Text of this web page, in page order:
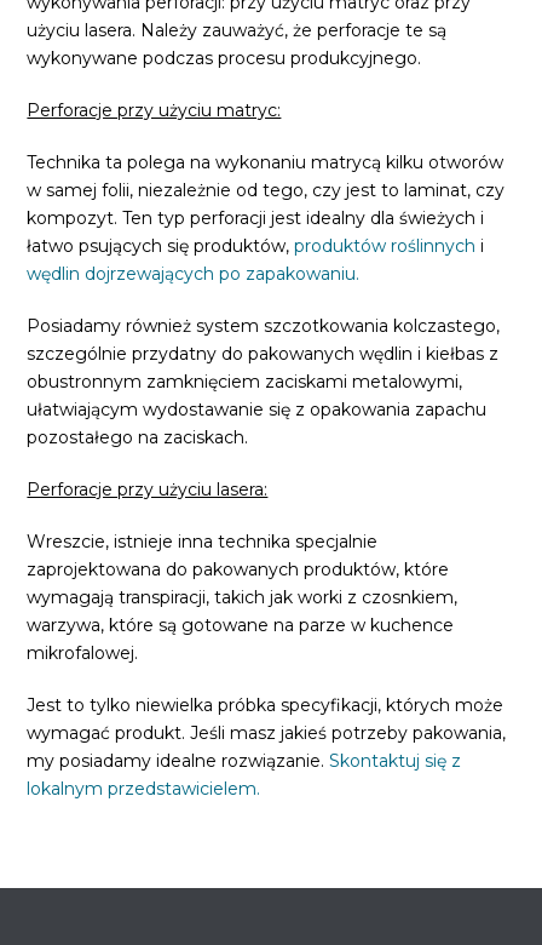
użyciu lasera. Należy zauważyć, że perforacje te są
wykonywane podczas procesu produkcyjnego.
Perforacje przy użyciu matryc:
Technika ta polega na wykonaniu matrycą kilku otworów
w samej folii, niezależnie od tego, czy jest to laminat, czy
kompozyt. Ten typ perforacji jest idealny dla świeżych i
łatwo psujących się produktów,produktów roślinnych i
wędlin dojrzewających po zapakowaniu.
Posiadamy również system szczotkowania kolczastego,
szczególnie przydatny do pakowanych wędlin i kiełbas z
obustronnym zamknięciem zaciskami metalowymi,
ułatwiającym wydostawanie się z opakowania zapachu
pozostałego na zaciskach.
Perforacje przy użyciu lasera:
Wreszcie, istnieje inna technika specjalnie
zaprojektowana do pakowanych produktów, które
wymagają transpiracji, takich jak worki z czosnkiem,
warzywa, które są gotowane na parze w kuchence
mikrofalowej.
Jest to tylko niewielka próbka specyfikacji, których może
wymagać produkt. Jeśli masz jakieś potrzeby pakowania,
my posiadamy idealne rozwiązanie.Skontaktuj się z
lokalnym przedstawicielem.